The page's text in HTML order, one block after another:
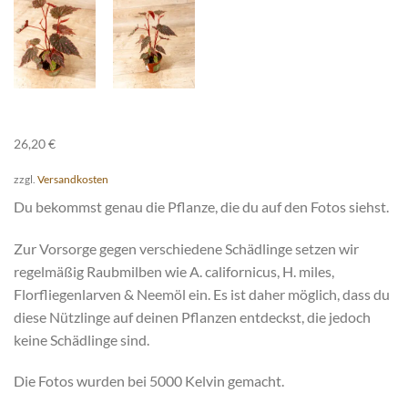
26,20€
zzgl. Versandkosten
Du bekommst genau die Pflanze, die du auf den Fotos siehst.
Zur Vorsorge gegen verschiedene Schädlinge setzen wir
regelmäßig Raubmilben wie A. californicus, H. miles,
Florfliegenlarven & Neemöl ein. Es ist daher möglich, dass du
diese Nützlinge auf deinen Pflanzen entdeckst, die jedoch
keine Schädlinge sind.
Die Fotos wurden bei 5000 Kelvin gemacht.